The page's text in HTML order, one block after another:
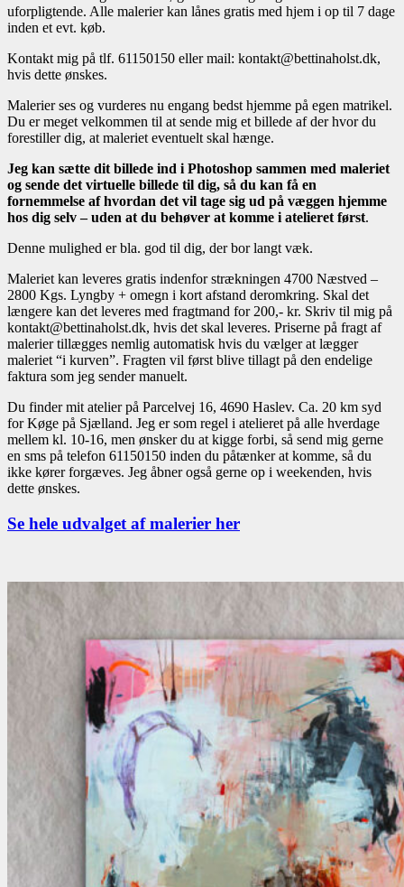
uforpligtende. Alle malerier kan lånes gratis med hjem i op til 7 dage
inden et evt. køb.
Kontakt mig på tlf. 61150150 eller mail: kontakt@bettinaholst.dk,
hvis dette ønskes.
Malerier ses og vurderes nu engang bedst hjemme på egen matrikel.
Du er meget velkommen til at sende mig et billede af der hvor du
forestiller dig, at maleriet eventuelt skal hænge.
Jeg kan sætte dit billede ind i Photoshop sammen med maleriet
og sende det virtuelle billede til dig, så du kan få en
fornemmelse af hvordan det vil tage sig ud på væggen hjemme
hos dig selv – uden at du behøver at komme i atelieret først.
Denne mulighed er bla. god til dig, der bor langt væk.
Maleriet kan leveres gratis indenfor strækningen 4700 Næstved –
2800 Kgs. Lyngby + omegn i kort afstand deromkring. Skal det
længere kan det leveres med fragtmand for 200,- kr. Skriv til mig på
kontakt@bettinaholst.dk, hvis det skal leveres. Priserne på fragt af
malerier tillægges nemlig automatisk hvis du vælger at lægger
maleriet “i kurven”. Fragten vil først blive tillagt på den endelige
faktura som jeg sender manuelt.
Du finder mit atelier på Parcelvej 16, 4690 Haslev. Ca. 20 km syd
for Køge på Sjælland. Jeg er som regel i atelieret på alle hverdage
mellem kl. 10-16, men ønsker du at kigge forbi, så send mig gerne
en sms på telefon 61150150 inden du påtænker at komme, så du
ikke kører forgæves. Jeg åbner også gerne op i weekenden, hvis
dette ønskes.
Se hele udvalget af malerier her